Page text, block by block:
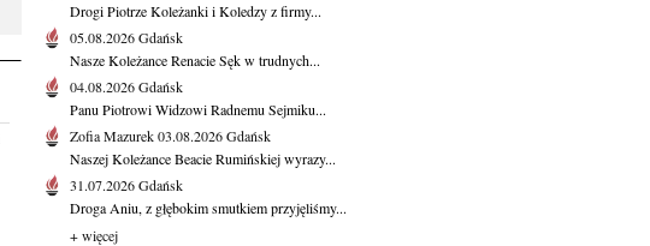
Drogi Piotrze Koleżanki i Koledzy z firmy...
05.08.2026Gdańsk
Nasze Koleżance Renacie Sęk w trudnych...
04.08.2026Gdańsk
Panu Piotrowi Widzowi Radnemu Sejmiku...
Zofia Mazurek03.08.2026Gdańsk
Naszej Koleżance Beacie Rumińskiej wyrazy...
31.07.2026Gdańsk
Droga Aniu, z głębokim smutkiem przyjęliśmy...
+ więcej